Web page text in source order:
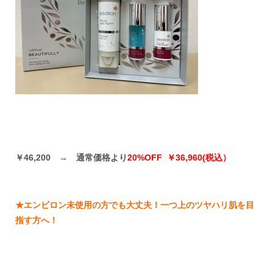
￥46,200 →通常価格より20%OFF ￥36,960(税込）
★エンビロン未使用の方でも大丈夫！一つ上のツヤハリ肌を目
指す方へ！